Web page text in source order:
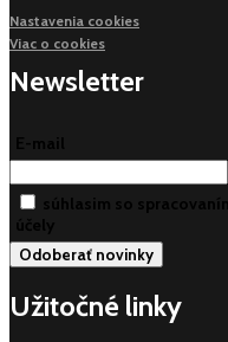
Nastavenia cookies
Viac o cookies
Newsletter
E-mail
súhlasim so
účely
Užitočné linky